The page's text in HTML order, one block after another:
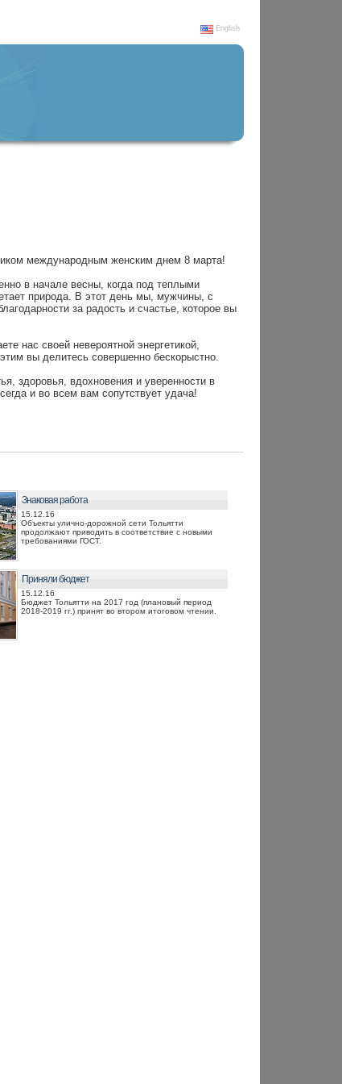
English
международным женским днем 8 марта!
в начале весны, когда под теплыми
природа. В этот день мы, мужчины, с
за радость и счастье, которое вы
нас своей невероятной энергетикой,
вы делитесь совершенно бескорыстно.
здоровья, вдохновения и уверенности в
и во всем вам сопутствует удача!
Знаковая работа
15.12.16
Объекты улично-дорожной сети Тольятти
продолжают приводить в соответствие с новыми
требованиями ГОСТ.
Приняли бюджет
15.12.16
Бюджет Тольятти на 2017 год (плановый период
2018-2019 гг.) принят во втором итоговом чтении.